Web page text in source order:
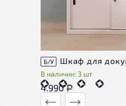
Б/У
В наличии: 3 шт
4.990Р